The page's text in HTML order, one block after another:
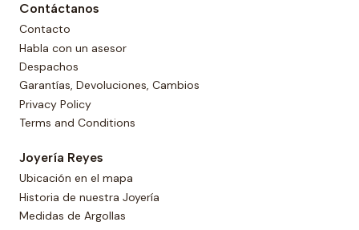
Contáctanos
Contacto
Habla con un asesor
Despachos
Garantías, Devoluciones, Cambios
Privacy Policy
Terms and Conditions
Joyería Reyes
Ubicación en el mapa
Historia de nuestra Joyería
Medidas de Argollas